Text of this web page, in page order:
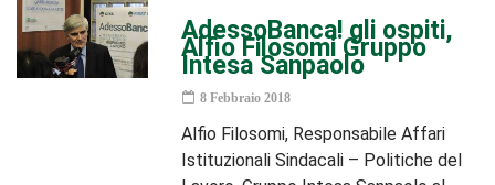
AdessoBanca! gli ospiti,
Alfio Filosomi Gruppo
Intesa Sanpaolo
8 Febbraio 2018
Alfio Filosomi, Responsabile Affari
Istituzionali Sindacali – Politiche del